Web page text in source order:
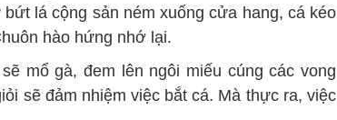
lá cộng sản ném xuống cửa hang, cá kéo
hào hứng nhớ lại.
mổ gà, đem lên ngôi miếu cúng các vong
sẽ đảm nhiệm việc bắt cá. Mà thực ra, việc